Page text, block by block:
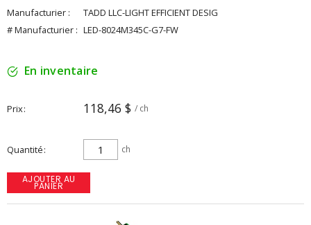
Manufacturier :
TADD LLC-LIGHT EFFICIENT DESIG
# Manufacturier : LED-8024M345C-G7-FW
En inventaire
Prix 118,46 $ / ch
Quantité ch
AJOUTER AU
PANIER